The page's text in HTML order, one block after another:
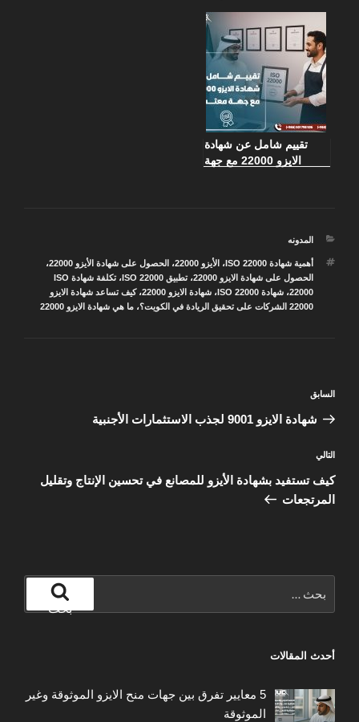
تقييم شامل عن شهادة
الايزو 22000 مع جهة
التصنيفات
المدونه
الوسوم
أهمية شهادة ISO 22000 ، الأيزو 22000 ، الحصول على شهادة الأيزو 22000
،
الحصول على شهادة الايزو 22000
،تطبيق ISO 22000 ،
تكلفة شهادة ISO
22000،شهادة ISO 22000 ،شهادة الايزو 22000 ،كيف تساعد شهادة الايزو
22000 الشركات على تحقيق الريادة في الكويت؟
،ما هي شهادة الايزو 22000
المقالة
السابقة
السابق
شهادة الايزو 9001 لجذب الاستثمارات الأجنبية
المقالة
التالية
التالي
كيف تستفيد بشهادة الأيزو للمصانع في تحسين الإنتاج وتقليل
المرتجعات
عن:
بحث
أحدث المقالات
5 معايير تفرق بين جهات منح الايزو الموثوقة وغير
الموثوقة